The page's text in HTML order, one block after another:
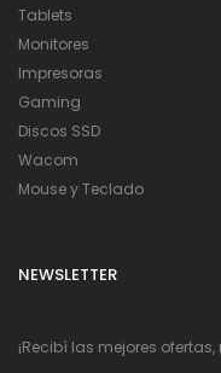
Tablets
Monitores
Impresoras
Gaming
Discos SSD
Wacom
Mouse y Teclado
NEWSLETTER
¡Recibí las mejores